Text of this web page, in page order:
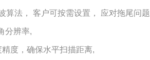
算法， 客户可按需设置， 应对拖尾问题
分辨率,
度，确保水平扫描距离,